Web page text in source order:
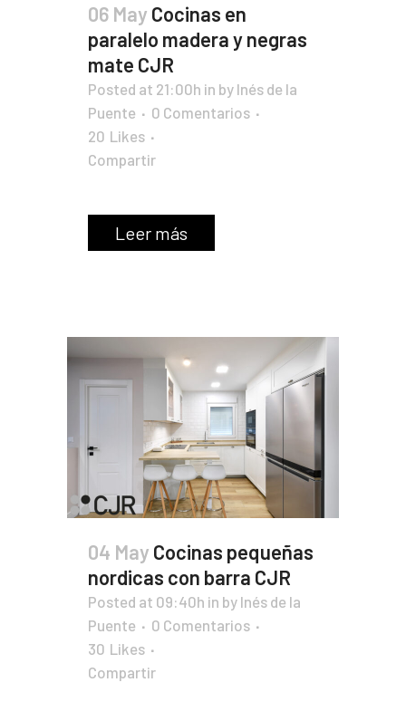
06 May Cocinas en
paralelo madera y negras
mate CJR
Posted at 21:00h in by Inés de la
Puente
0 Comentarios
20 Likes
Compartir
Leer más
04 May Cocinas pequeñas
nordicas con barra CJR
Posted at 09:40h in by Inés de la
Puente
0 Comentarios
30 Likes
Compartir